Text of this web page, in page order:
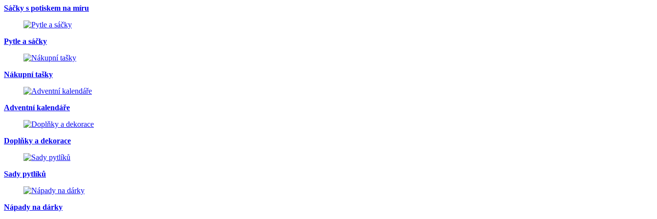
Sáčky s potiskem na míru
Pytle a sáčky
Nákupní tašky
Adventní kalendáře
Doplňky a dekorace
Sady pytlíků
Nápady na dárky